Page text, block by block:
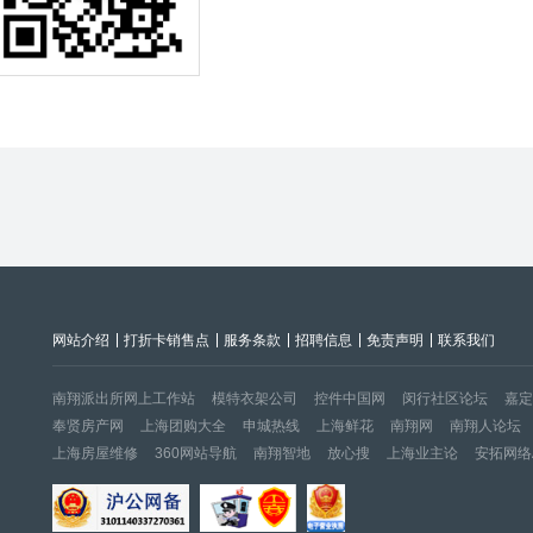
网站介绍 打折卡销售点 服务条款 招聘信息 免责声明 联系我们
南翔派出所网上工作站 模特衣架公司 控件中国网 闵行社区论坛
嘉
奉贤房产网
上海团购大全 申城热线 上海鲜花 南翔网
南翔人论坛
上海房屋维修
360网站导航 南翔智地 放心搜 上海业主论 安拓网